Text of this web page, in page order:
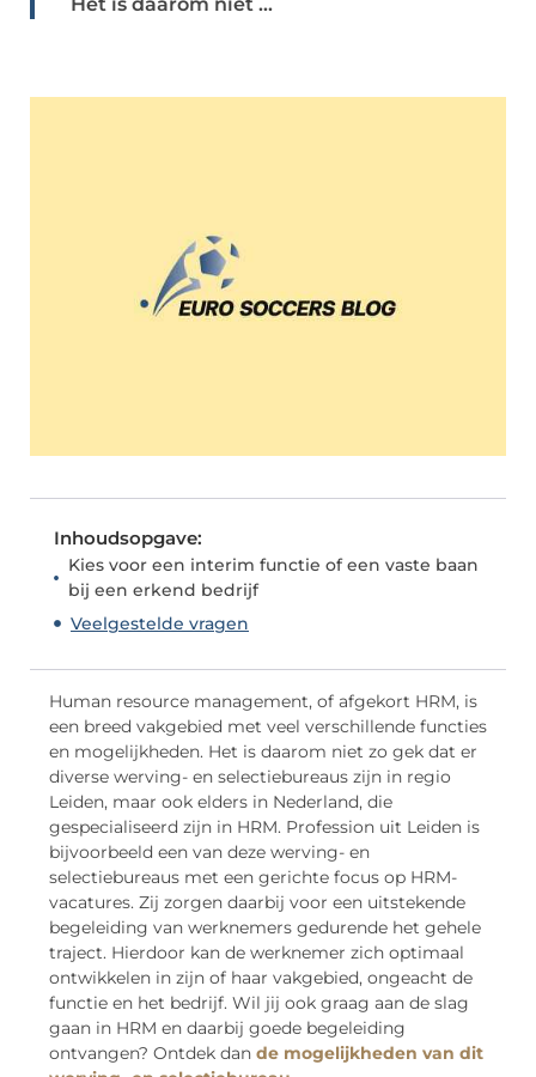
Het is daarom niet ...
Inhoudsopgave:
Kies voor een interim functie of een vaste baan
bij een erkend bedrijf
Veelgestelde vragen
Human resource management, of afgekort HRM, is
een breed vakgebied met veel verschillende functies
en mogelijkheden. Het is daarom niet zo gek dat er
diverse werving- en selectiebureaus zijn in regio
Leiden, maar ook elders in Nederland, die
gespecialiseerd zijn in HRM. Profession uit Leiden is
bijvoorbeeld een van deze werving- en
selectiebureaus met een gerichte focus op HRM-
vacatures. Zij zorgen daarbij voor een uitstekende
begeleiding van werknemers gedurende het gehele
traject. Hierdoor kan de werknemer zich optimaal
ontwikkelen in zijn of haar vakgebied, ongeacht de
functie en het bedrijf. Wil jij ook graag aan de slag
gaan in HRM en daarbij goede begeleiding
ontvangen? Ontdek dan de mogelijkheden van dit